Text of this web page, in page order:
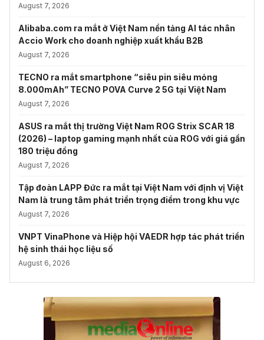
August 7, 2026
Alibaba.com ra mắt ở Việt Nam nền tảng AI tác nhân
Accio Work cho doanh nghiệp xuất khẩu B2B
August 7, 2026
TECNO ra mắt smartphone “siêu pin siêu mỏng
8.000mAh” TECNO POVA Curve 2 5G tại Việt Nam
August 7, 2026
ASUS ra mắt thị trường Việt Nam ROG Strix SCAR 18
(2026) – laptop gaming mạnh nhất của ROG với giá gần
180 triệu đồng
August 7, 2026
Tập đoàn LAPP Đức ra mắt tại Việt Nam với định vị Việt
Nam là trung tâm phát triển trọng điểm trong khu vực
August 7, 2026
VNPT VinaPhone và Hiệp hội VAEDR hợp tác phát triển
hệ sinh thái học liệu số
August 6, 2026